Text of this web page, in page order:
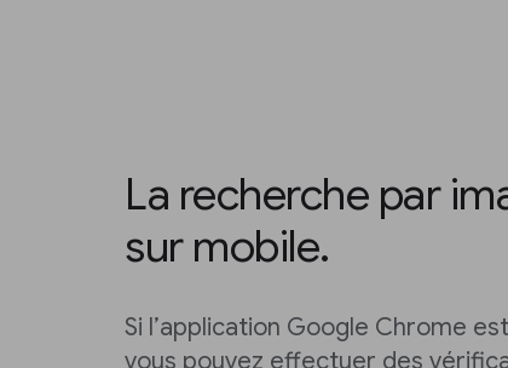
La recherche par
sur mobile.
Si l’application Google Chrome
vous pouvez effectuer des